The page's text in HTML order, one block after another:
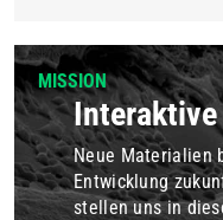
MISSION
Neue Materialien
Entwicklung
stellen uns in